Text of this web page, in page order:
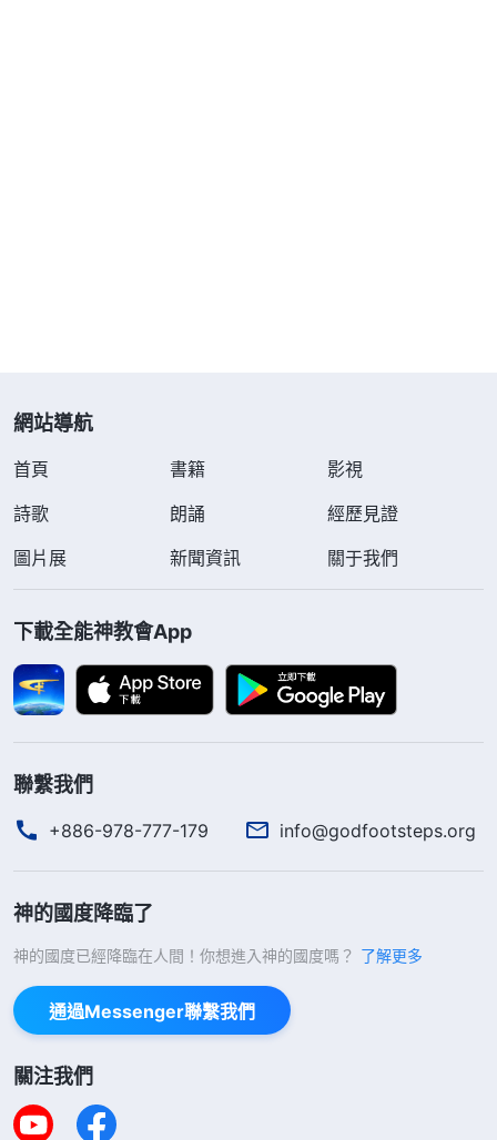
你好！看到你的來信，我很高興！從你的經
歷中的確讓我得了些益處，這段時間我的光景跟你的
差不多，也是在盡本分中總是陷在争名奪利的情形中
是：咱們都知道追求名利地位不合神心意，也想背叛
擺脱，但為什麽總是身不由己地陷在裏面不能自拔
呢？導致我們一次次失敗的根源是什麽呢？……為此
這方面的經歷看見嗎？能跟我一起交通交通嗎？盼你
回信！
甄妮
甄妮：
你好！你的來信我收到了。看到你談到自己的一
些情形與困惑，其實這也是我一直困惑的問題。上次
跟你説了那段時間的一點認識與實行進入後，最近我
網站導航
首頁 書籍
影視
詩歌
朗誦
經歷見證
圖片展
新聞資訊 關于我們
下載全能神教會App
聯繫我們
+886-978-777-179 info@godfootsteps.org
神的國度降臨了
神的國度已經降臨在人間！你想進入神的國度嗎？ 了解更多
通過Messenger聯繫我們
關注我們